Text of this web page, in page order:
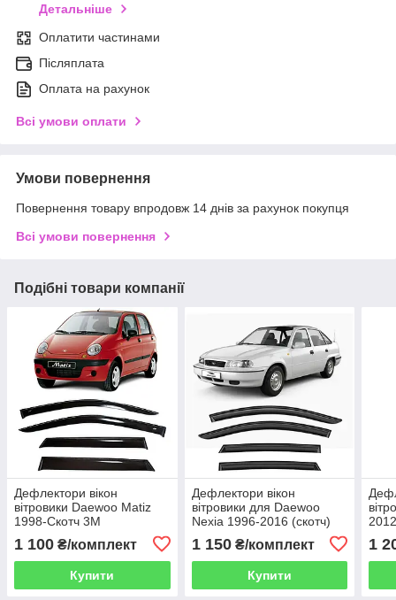
Детальніше
Оплатити частинами
Післяплата
Оплата на рахунок
Всі умови оплати
Умови повернення
Повернення товару впродовж 14 днів за рахунок покупця
Всі умови повернення
Подібні товари компанії
Дефлектори вікон
вітровики Daewoo Matiz
1998-Скотч 3M
1 100 ₴/комплект
Купити
Дефлектори вікон
вітровики для Daewoo
Nexia 1996-2016 (скотч)
1 150₴/комплект
Купити
1